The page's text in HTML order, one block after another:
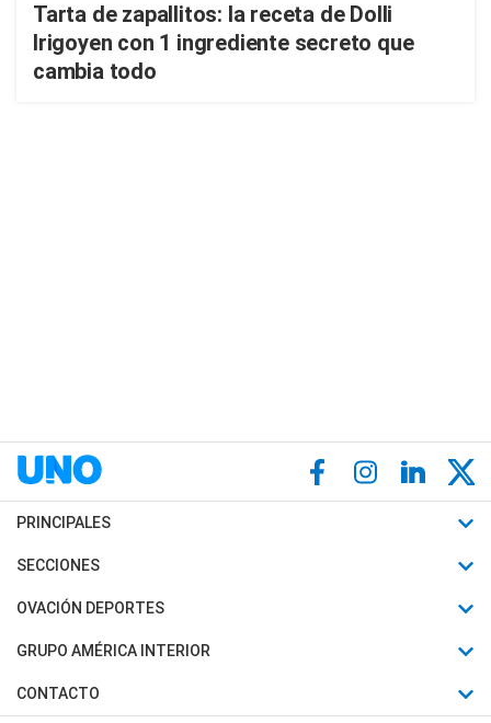
Tarta de zapallitos: la receta de Dolli
Irigoyen con 1 ingrediente secreto que
cambia todo
PRINCIPALES
Últimas Noticias
Política
Judiciales
SECCIONES
Horóscopo
Motores
Trucos caseros
OVACIÓN DEPORTES
Fútbol
Mundial
GRUPO AMÉRICA INTERIOR
Canal 7 en Vivo
CONTACTO